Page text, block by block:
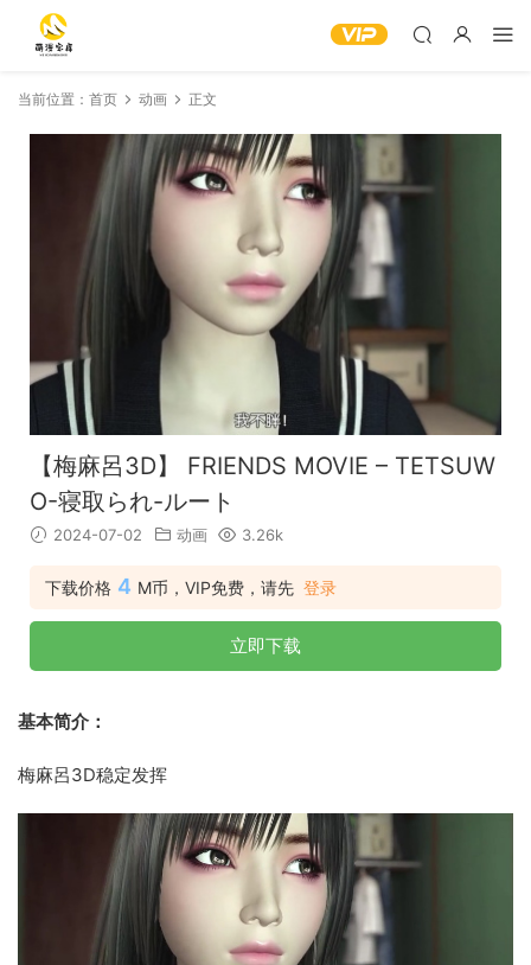
当前位置： 首页 动画 正文
【梅麻呂3D】 FRIENDS MOVIE – TETSUW
O-寝取られ-ルート
2024-07-02 动画 3.26k
下载价格 4 M币，VIP免费，请先 登录
立即下载
基本简介：
梅麻呂3D稳定发挥